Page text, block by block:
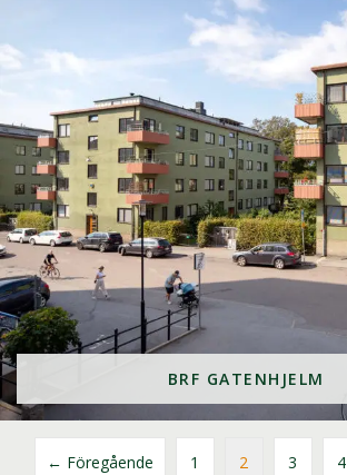
BRF GATENHJELM
← Föregående 1 2 3 4